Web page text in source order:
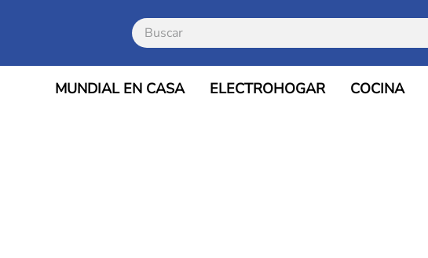
Buscar
MUNDIAL EN CASA ELECTROHOGAR COCINA